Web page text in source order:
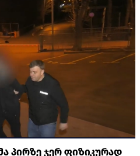
პირზე ჯერ ფიზიკურად